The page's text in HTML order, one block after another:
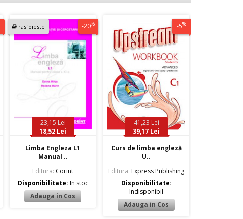
rasfoieste -20%
23,15 Lei
18,52 Lei
Limba Engleza L1
Manual ..
Editura: Corint
Disponibilitate: In stoc
-5%
41,23 Lei
39,17 Lei
Curs de limba engleză
U..
Editura: Express Publishing
Disponibilitate:
Indisponibil